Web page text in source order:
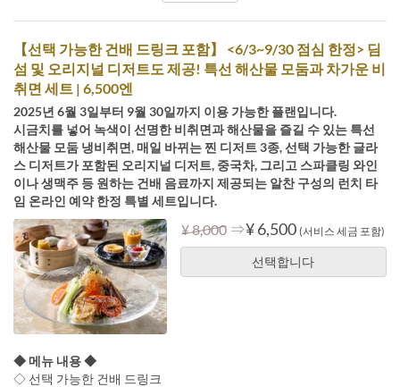
【선택 가능한 건배 드링크 포함】 <6/3~9/30 점심 한정> 딤
섬 및 오리지널 디저트도 제공! 특선 해산물 모둠과 차가운 비
취면 세트 | 6,500엔
2025년 6월 3일부터 9월 30일까지 이용 가능한 플랜입니다.
시금치를 넣어 녹색이 선명한 비취면과 해산물을 즐길 수 있는 특선
해산물 모둠 냉비취면, 매일 바뀌는 찐 디저트 3종, 선택 가능한 글라
스 디저트가 포함된 오리지널 디저트, 중국차, 그리고 스파클링 와인
이나 생맥주 등 원하는 건배 음료까지 제공되는 알찬 구성의 런치 타
임 온라인 예약 한정 특별 세트입니다.
¥ 8,000 ⇒¥ 6,500 (서비스 세금 포함)
선택합니다
◆ 메뉴 내용 ◆
◇ 선택 가능한 건배 드링크